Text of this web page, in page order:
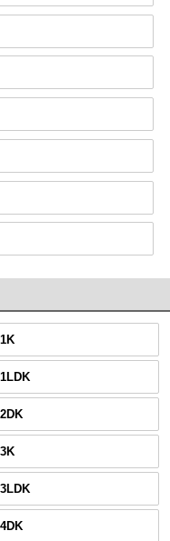
1K
1LDK
2DK
3K
3LDK
4DK